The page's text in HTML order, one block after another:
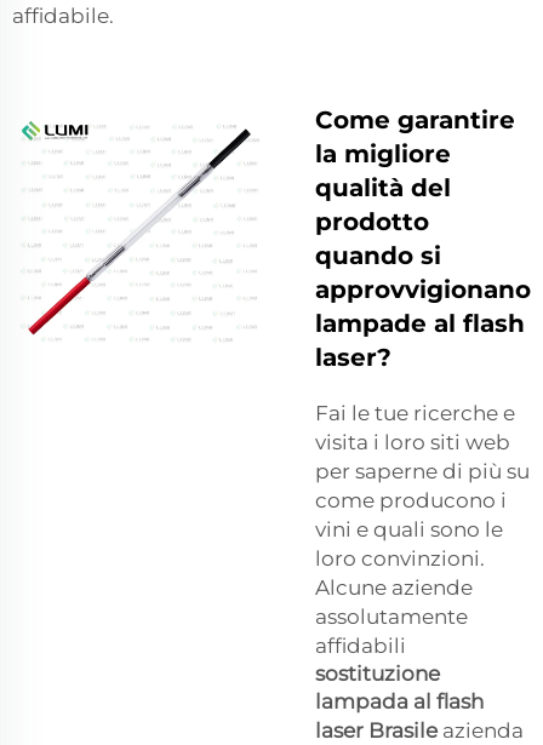
affidabile.
Come garantire
la migliore
qualità del
prodotto
quando si
approvvigionano
lampade al flash
laser?
Fai le tue ricerche e
visita i loro siti web
per saperne di più su
come producono i
vini e quali sono le
loro convinzioni.
Alcune aziende
assolutamente
affidabili
sostituzione
lampada al flash
laser Brasile azienda